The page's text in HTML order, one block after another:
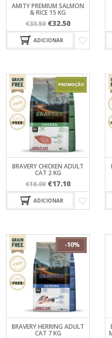
PORTAS
SNACKS
SUPLEMENTOS
TRANSPORTADORAS
GATOS
WC PARA GATOS
VESTUÁRIO
AMITY PREMIUM SALMON
& RICE 15 KG
€33.50 O
preço
original
€32.50O
preço
atual
ADICIONAR
BRAVERY CHICKEN ADULT
CAT 2 KG
€18.00 O
preço
original
€17.10O
preço
atual
ADICIONAR
BRAVERY HERRING ADULT
CAT 7 KG